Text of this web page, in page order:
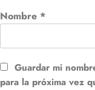
Nombre *
Guardar mi
para la próxima vez